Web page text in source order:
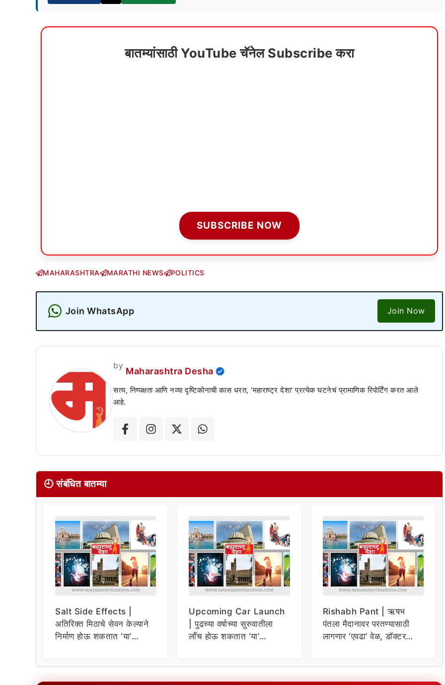
बातम्यांसाठी YouTube चॅनेल Subscribe करा
SUBSCRIBE NOW
MAHARASHTRA MARATHI NEWS POLITICS
Join WhatsApp Join Now
by
Maharashtra Desha
सत्य, निष्पक्षता आणि नव्या दृष्टिकोनाची कास धरत, 'महाराष्ट्र देशा' प्रत्येक घटनेचं प्रामाणिक रिपोर्टिंग करत आले
आहे.
🕘 संबंधित बातम्या
Salt Side Effects |
अतिरिक्त मिठाचे सेवन केल्याने
निर्माण होऊ शकतात ‘या’
Upcoming Car Launch
| पुढच्या वर्षाच्या सुरुवातीला
लाँच होऊ शकतात ‘या’
Rishabh Pant | ऋषभ
पंतला मैदानावर परतण्यासाठी
लागणार ‘एवढा’ वेळ, डॉक्टर